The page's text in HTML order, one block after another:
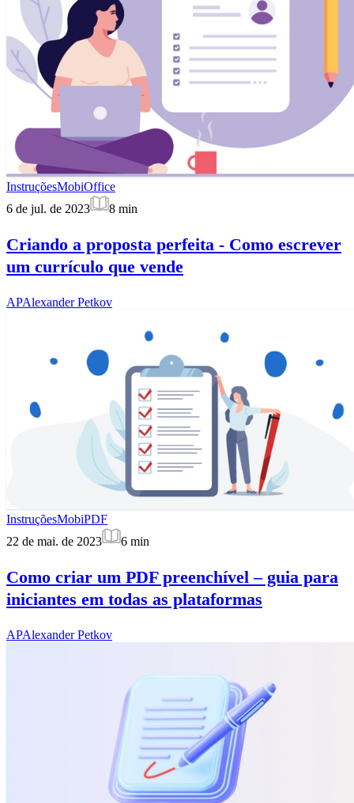
InstruçõesMobiOffice
6 de jul. de 2023
8 min
Criando a proposta perfeita - Como escrever
um currículo que vende
APAlexander Petkov
InstruçõesMobiPDF
22 de mai. de 2023
6 min
Como criar um PDF preenchível – guia para
iniciantes em todas as plataformas
APAlexander Petkov